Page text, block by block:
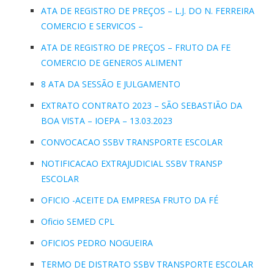
ATA DE REGISTRO DE PREÇOS – L.J. DO N. FERREIRA
COMERCIO E SERVICOS –
ATA DE REGISTRO DE PREÇOS – FRUTO DA FE
COMERCIO DE GENEROS ALIMENT
8 ATA DA SESSÃO E JULGAMENTO
EXTRATO CONTRATO 2023 – SÃO SEBASTIÃO DA
BOA VISTA – IOEPA – 13.03.2023
CONVOCACAO SSBV TRANSPORTE ESCOLAR
NOTIFICACAO EXTRAJUDICIAL SSBV TRANSP
ESCOLAR
OFICIO -ACEITE DA EMPRESA FRUTO DA FÉ
Oficio SEMED CPL
OFICIOS PEDRO NOGUEIRA
TERMO DE DISTRATO SSBV TRANSPORTE ESCOLAR